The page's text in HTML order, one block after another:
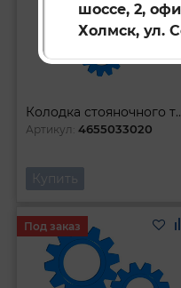
шоссе, 2,
Холмск, ул.
Колодка
Артикул:4655033020
Купить
Под заказ